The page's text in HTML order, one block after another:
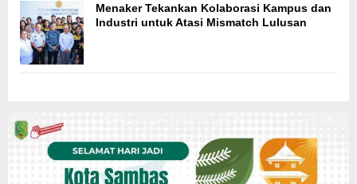
Menaker Tekankan Kolaborasi Kampus dan
Industri untuk Atasi Mismatch Lulusan